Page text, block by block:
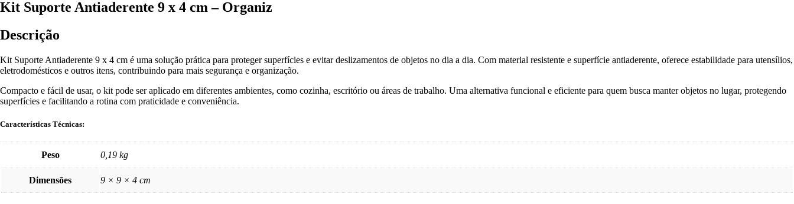
Kit Suporte Antiaderente 9 x 4 cm – Organiz
Descrição
Kit Suporte Antiaderente 9 x 4 cm é uma solução prática para proteger superfícies e evitar deslizamentos de objetos no dia a dia. Com material resistente e superfície antiaderente, oferece estabilidade para utensílios,
eletrodomésticos e outros itens, contribuindo para mais segurança e organização.
Compacto e fácil de usar, o kit pode ser aplicado em diferentes ambientes, como cozinha, escritório ou áreas de trabalho. Uma alternativa funcional e eficiente para quem busca manter objetos no lugar, protegendo
superfícies e facilitando a rotina com praticidade e conveniência.
Características Técnicas:
Peso 0,19 kg
Dimensões 9 × 9 × 4 cm